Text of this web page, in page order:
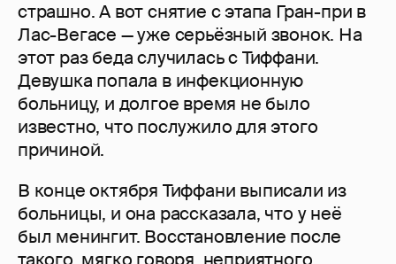
страшно. А вот снятие с этапа Гран-при в
Лас-Вегасе — уже серьёзный звонок. На
этот раз беда случилась с Тиффани.
Девушка попала в инфекционную
больницу, и долгое время не было
известно, что послужило для этого
причиной.
В конце октября Тиффани выписали из
больницы, и она рассказала, что у неё
был менингит. Восстановление после